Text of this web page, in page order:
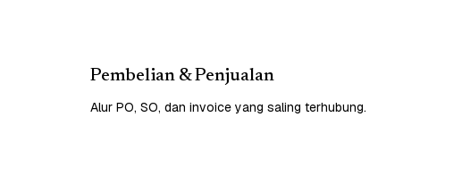
Pembelian & Penjualan
Alur PO, SO, dan invoice yang saling terhubung.